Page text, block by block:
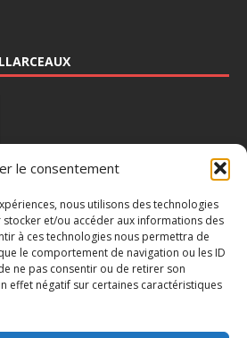
le consentement
nous utilisons des technologies
et/ou accéder aux informations des
à ces technologies nous permettra de
le comportement de navigation ou les ID
ne pas consentir ou de retirer son
effet négatif sur certaines caractéristiques